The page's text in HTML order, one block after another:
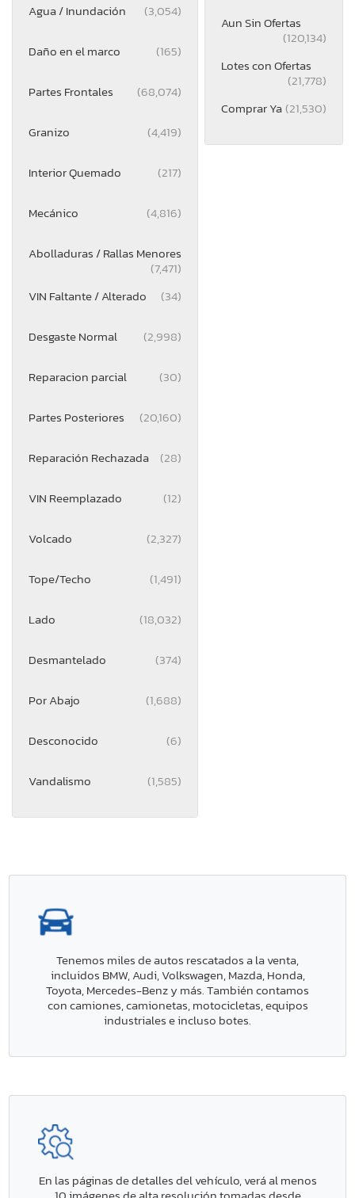
Agua / Inundación (3,054)
Daño en el marco (165)
Partes Frontales (68,074)
Granizo (4,419)
Interior Quemado (217)
Mecánico (4,816)
Abolladuras / Rallas Menores
(7,471)
VIN Faltante / Alterado
(34)
Desgaste Normal (2,998)
Reparacion parcial (30)
Partes Posteriores (20,160)
Reparación Rechazada (28)
VIN Reemplazado (12)
Volcado (2,327)
Tope/Techo (1,491)
Lado (18,032)
Desmantelado (374)
Por Abajo (1,688)
Desconocido (6)
Vandalismo (1,585)
Aun Sin Ofertas
(120,134)
Lotes con Ofertas
(21,778)
Comprar Ya (21,530)
Tenemos miles de autos rescatados a la venta,
incluidos BMW, Audi, Volkswagen, Mazda, Honda,
Toyota, Mercedes-Benz y más. También contamos
con camiones, camionetas, motocicletas, equipos
industriales e incluso botes.
En las páginas de detalles del vehículo, verá al menos